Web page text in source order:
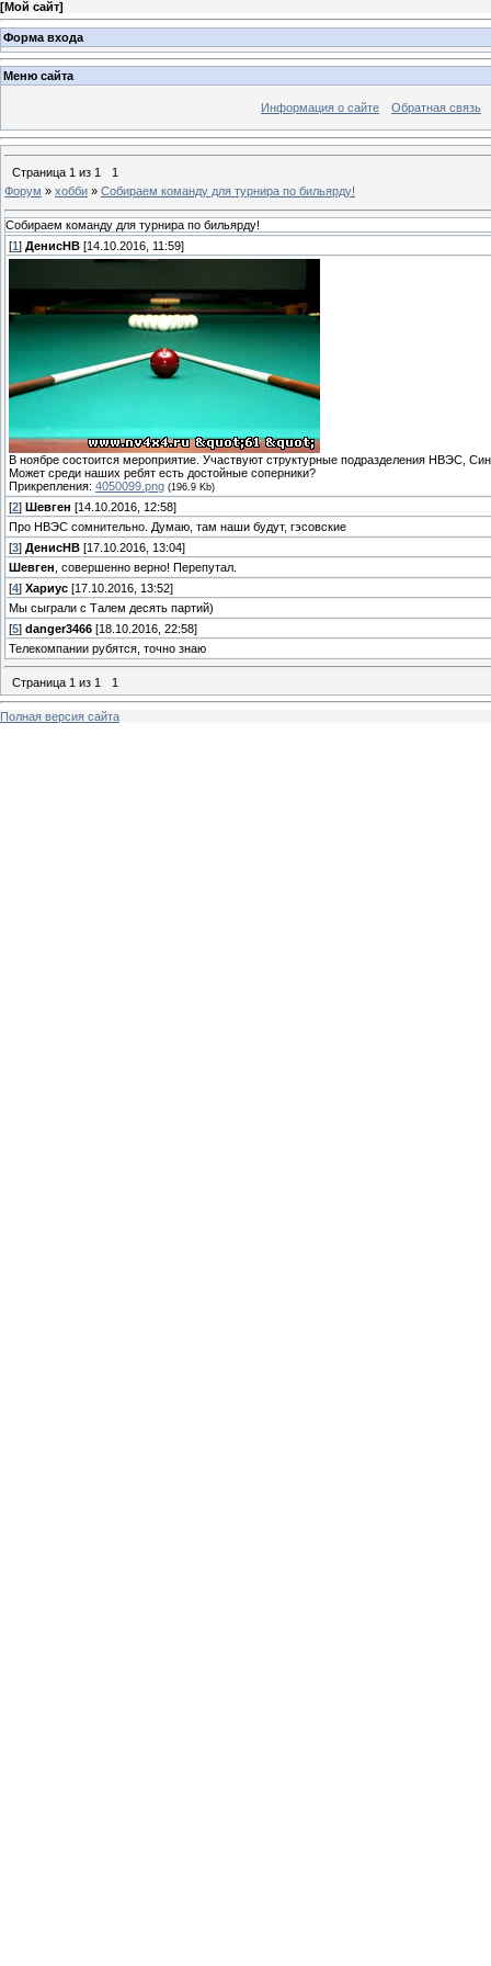
[Мой сайт]
Форма входа
Меню сайта
Информация о сайте Обратная связь
Страница 1 из 1
1
Форум » хобби » Собираем команду для турнира по бильярду!
Собираем команду для турнира по бильярду!
[1 ] ДенисНВ [14.10.2016, 11:59]
В ноябре состоится мероприятие. Участвуют структурные подразделения НВЭС,
Может среди наших ребят есть достойные соперники?
Прикрепления: 4050099.png (196.9 Kb)
[2] Шевген [14.10.2016, 12:58]
Про НВЭС сомнительно. Думаю, там наши будут, гэсовские
[3] ДенисНВ [17.10.2016, 13:04]
Шевген , совершенно верно! Перепутал.
[4] Хариус [17.10.2016, 13:52]
Мы сыграли с Талем десять партий)
[5] danger3466 [18.10.2016, 22:58]
Телекомпании рубятся, точно знаю
Страница 1 из 1 1
Полная версия сайта